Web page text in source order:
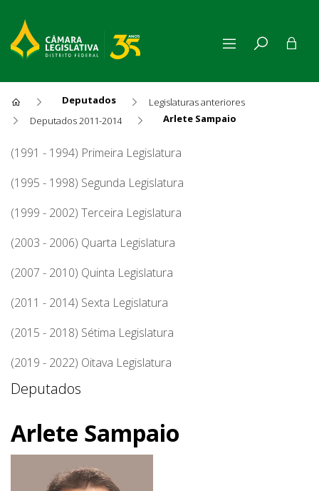
Deputados
Legislaturas anteriores
Deputados 2011-2014
Arlete Sampaio
Arlete Sampaio
(1991 - 1994) Primeira Legislatura
(1995 - 1998) Segunda Legislatura
(1999 - 2002) Terceira Legislatura
(2003 - 2006) Quarta Legislatura
(2007 - 2010) Quinta Legislatura
(2011 - 2014) Sexta Legislatura
(2015 - 2018) Sétima Legislatura
(2019 - 2022) Oitava Legislatura
Deputados
Arlete Sampaio